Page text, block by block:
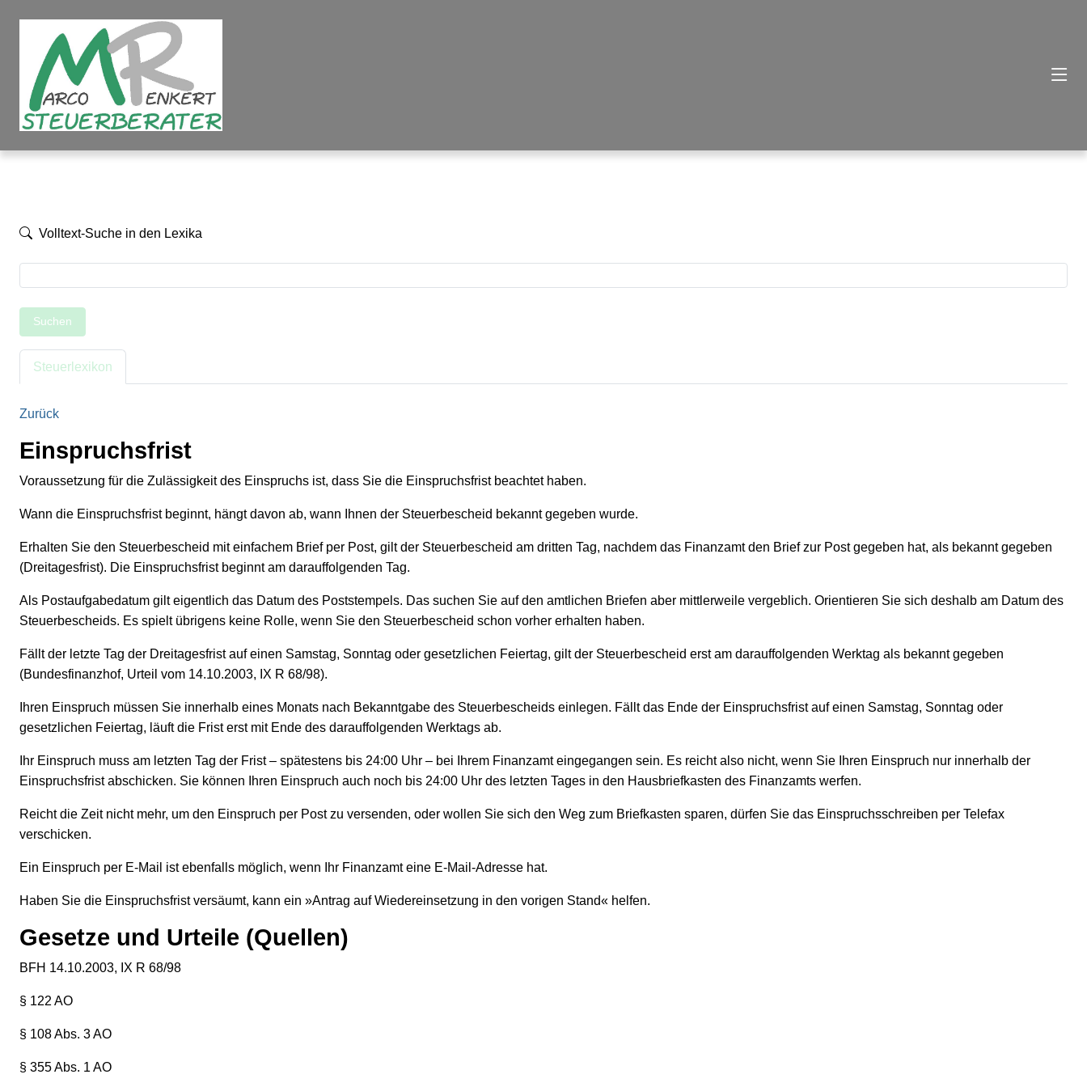
Volltext-Suche in den Lexika
Suchen
Steuerlexikon
Zurück
Einspruchsfrist
Voraussetzung für die Zulässigkeit des Einspruchs ist, dass Sie die Einspruchsfrist beachtet haben.
Wann die Einspruchsfrist beginnt, hängt davon ab, wann Ihnen der Steuerbescheid bekannt gegeben wurde.
Erhalten Sie den Steuerbescheid mit einfachem Brief per Post, gilt der Steuerbescheid am dritten Tag, nachdem das Finanzamt den Brief zur Post gegeben hat, als bekannt gegeben
(Dreitagesfrist). Die Einspruchsfrist beginnt am darauffolgenden Tag.
Als Postaufgabedatum gilt eigentlich das Datum des Poststempels. Das suchen Sie auf den amtlichen Briefen aber mittlerweile vergeblich. Orientieren Sie sich deshalb am Datum des
Steuerbescheids. Es spielt übrigens keine Rolle, wenn Sie den Steuerbescheid schon vorher erhalten haben.
Fällt der letzte Tag der Dreitagesfrist auf einen Samstag, Sonntag oder gesetzlichen Feiertag, gilt der Steuerbescheid erst am darauffolgenden Werktag als bekannt gegeben
(Bundesfinanzhof, Urteil vom 14.10.2003, IX R 68/98).
Ihren Einspruch müssen Sie innerhalb eines Monats nach Bekanntgabe des Steuerbescheids einlegen. Fällt das Ende der Einspruchsfrist auf einen Samstag, Sonntag oder
gesetzlichen Feiertag, läuft die Frist erst mit Ende des darauffolgenden Werktags ab.
Ihr Einspruch muss am letzten Tag der Frist – spätestens bis 24:00 Uhr – bei Ihrem Finanzamt eingegangen sein. Es reicht also nicht, wenn Sie Ihren Einspruch nur innerhalb der
Einspruchsfrist abschicken. Sie können Ihren Einspruch auch noch bis 24:00 Uhr des letzten Tages in den Hausbriefkasten des Finanzamts werfen.
Reicht die Zeit nicht mehr, um den Einspruch per Post zu versenden, oder wollen Sie sich den Weg zum Briefkasten sparen, dürfen Sie das Einspruchsschreiben per Telefax
verschicken.
Ein Einspruch per E-Mail ist ebenfalls möglich, wenn Ihr Finanzamt eine E-Mail-Adresse hat.
Haben Sie die Einspruchsfrist versäumt, kann ein »Antrag auf Wiedereinsetzung in den vorigen Stand« helfen.
Gesetze und Urteile (Quellen)
BFH 14.10.2003, IX R 68/98
§ 122 AO
§ 108 Abs. 3 AO
§ 355 Abs. 1 AO